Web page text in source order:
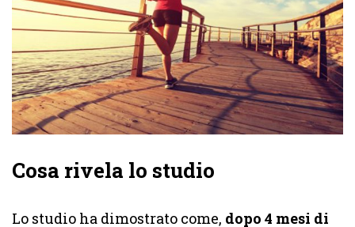
Cosa rivela lo studio
Lo studio ha dimostrato come, dopo 4 mesi di